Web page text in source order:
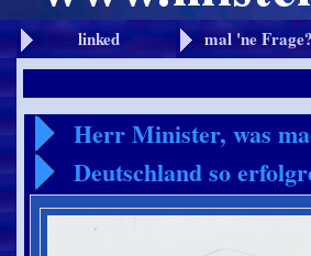
linked
mal 'ne
Herr Minister, was
Deutschland so